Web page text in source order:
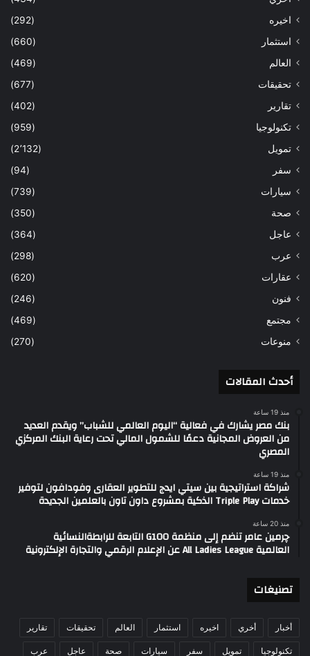
اخيره
(292)
استثمار
(660)
العالم
(469)
تحقيقات
(677)
تقارير
(402)
تكنولوجيا
(959)
تمويل
(2٬132)
سفر
(94)
سيارات
(739)
صحة
(350)
عاجل
(364)
عرب
(298)
عقارات
(620)
فنون
(246)
مجتمع
(469)
منوعات
(270)
أحدث المقالات
منذ 19 ساعة
بنك مصر يشارك في فعالية “اليوم العالمي للشباب” ويقدم العديد
من العروض المجانية دعمًا للشمول المالي تحت رعاية البنك المركزي
المصري
منذ 19 ساعة
شراكة استراتيجية بين سيتي ايدج للتطوير العقارى وفودافون لتوفير
خدمات Triple Play الذكية بمشروع داون تاون بالعلمين الجديدة
منذ 20 ساعة
چرمين عامر تنضم إلى منظمة G100 التابعة للرابطةالنسائية
العالمية All Ladies League عن الإعلام الرقمي والتجارة الإلكترونية
تصنيغات
أخبار أخري اخيره استثمار العالم تحقيقات تقارير
تكنولوجيا تمويل سفر سيارات صحة عاجل عرب